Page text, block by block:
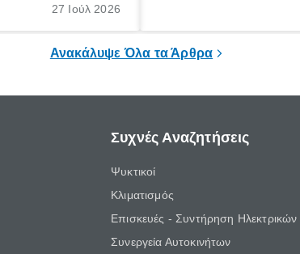
τι είναι»,
27 Ιούλ 2026
σημαντική περίοδος στη
Ανακάλυψε Όλα τα Άρθρα
Συχνές Αναζητήσεις
Ψυκτικοί
Κλιματισμός
Επισκευές - Συντήρηση
Συνεργεία Αυτοκινήτων